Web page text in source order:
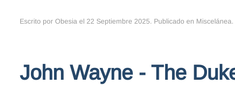
Escrito por Obesia el 22 Septiembre 2025. Publicado en Miscelánea.
John Wayne - The